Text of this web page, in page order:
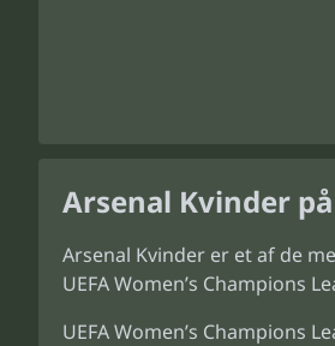
Arsenal Kvinder
Arsenal Kvinder er et af de
UEFA Women’s Champions
UEFA Women’s Champions